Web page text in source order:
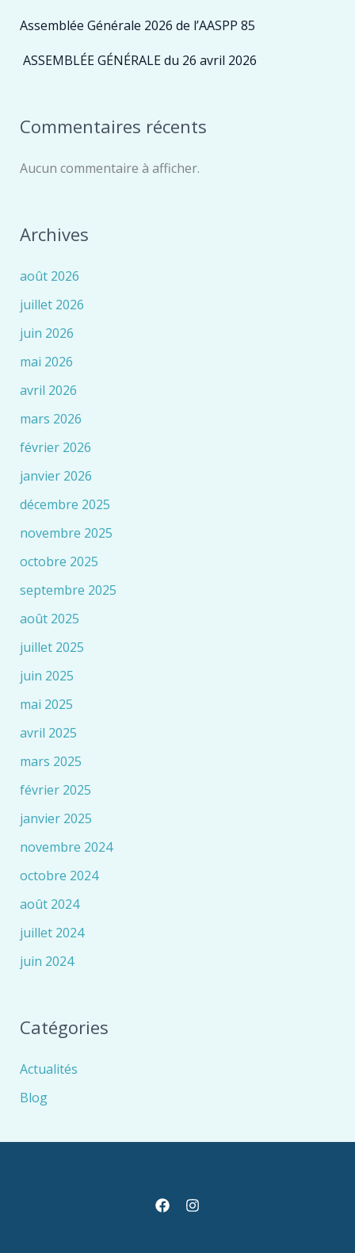
Assemblée Générale 2026 de l’AASPP 85
ASSEMBLÉE GÉNÉRALE du 26 avril 2026
Commentaires récents
Aucun commentaire à afficher.
Archives
août 2026
juillet 2026
juin 2026
mai 2026
avril 2026
mars 2026
février 2026
janvier 2026
décembre 2025
novembre 2025
octobre 2025
septembre 2025
août 2025
juillet 2025
juin 2025
mai 2025
avril 2025
mars 2025
février 2025
janvier 2025
novembre 2024
octobre 2024
août 2024
juillet 2024
juin 2024
Catégories
Actualités
Blog